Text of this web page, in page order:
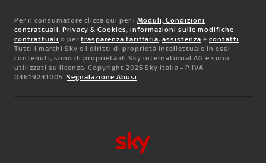
Per il consumatore clicca qui per i Moduli, Condizioni
contrattuali, Privacy & Cookies, informazioni sulle modifiche
contrattuali o per trasparenza tariffaria, assistenza e contatti.
Tutti i marchi Sky e i diritti di proprietà intellettuale in essi
contenuti, sono di proprietà di Sky international AG e sono
utilizzati su licenza. Copyright 2025 Sky Italia - P.IVA
04619241005. Segnalazione Abusi